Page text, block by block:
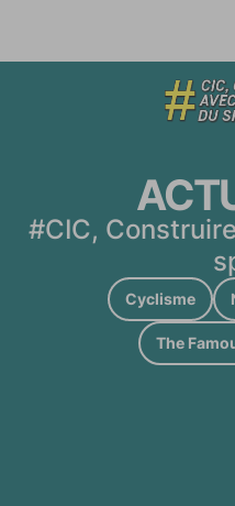
#CIC,
Cyclisme
The